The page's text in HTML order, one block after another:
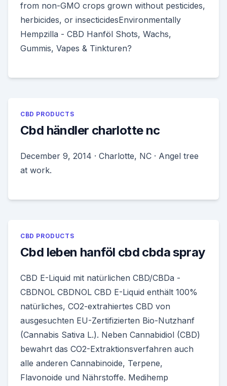
from non-GMO crops grown without pesticides,
herbicides, or insecticidesEnvironmentally
Hempzilla - CBD Hanföl Shots, Wachs,
Gummis, Vapes & Tinkturen?
CBD PRODUCTS
Cbd händler charlotte nc
December 9, 2014 · Charlotte, NC · Angel tree
at work.
CBD PRODUCTS
Cbd leben hanföl cbd cbda spray
CBD E-Liquid mit natürlichen CBD/CBDa -
CBDNOL CBDNOL CBD E-Liquid enthält 100%
natürliches, CO2-extrahiertes CBD von
ausgesuchten EU-Zertifizierten Bio-Nutzhanf
(Cannabis Sativa L.). Neben Cannabidiol (CBD)
bewahrt das CO2-Extraktionsverfahren auch
alle anderen Cannabinoide, Terpene,
Flavonoide und Nährstoffe. Medihemp